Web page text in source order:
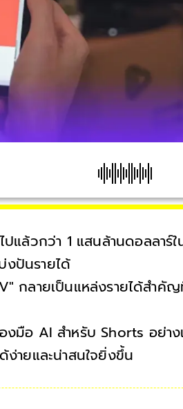
ปแล้วกว่า 1 แสนล้านดอลลา
งปันรายได้
กลายเป็นแหล่งรายได้สำคัญ
งมือ AI สำหรับ Shorts อย่า
ง่ายและน่าสนใจยิ่งขึ้น